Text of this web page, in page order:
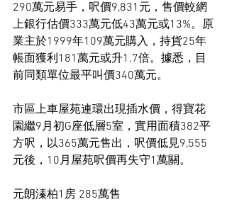
290萬元易手，呎價9,831元，售價較網
上銀行估價333萬元低43萬元或13%。原
業主於1999年109萬元購入，持貨25年
帳面獲利181萬元或升1.7倍。據悉，目
前同類單位最平叫價340萬元。
市區上車屋苑連環出現插水價，得寶花
園繼9月初G座低層5室，實用面積382平
方呎，以365萬元售出，呎價低見9,555
元後，10月屋苑呎價再失守1萬關。
元朗溱柏1房 285萬售